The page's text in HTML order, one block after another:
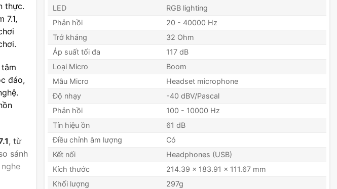
thực.
7.1,
đáo,
, từ
sánh
LED
RGB lighting
Phản hồi
20 - 40000 Hz
Trở kháng
32 Ohm
Áp suất tối đa
117 dB
Loại Micro
Boom
Mẫu Micro
Headset microphone
Độ nhạy
-40 dBV/Pascal
Phản hồi
100 - 10000 Hz
Tín hiệu ồn
61 dB
Điều chỉnh âm lượng
Có
Kết nối
Headphones (USB)
Kích thước
214.39 x 183.91 x 111.67 mm
Khối lượng
297g